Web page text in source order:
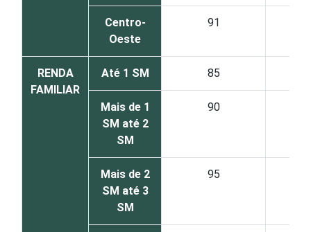
Centro-
Oeste
91
RENDA
FAMILIAR
Até 1 SM 85
Mais de 1
SM até 2
SM
90
Mais de 2
SM até 3
SM
95